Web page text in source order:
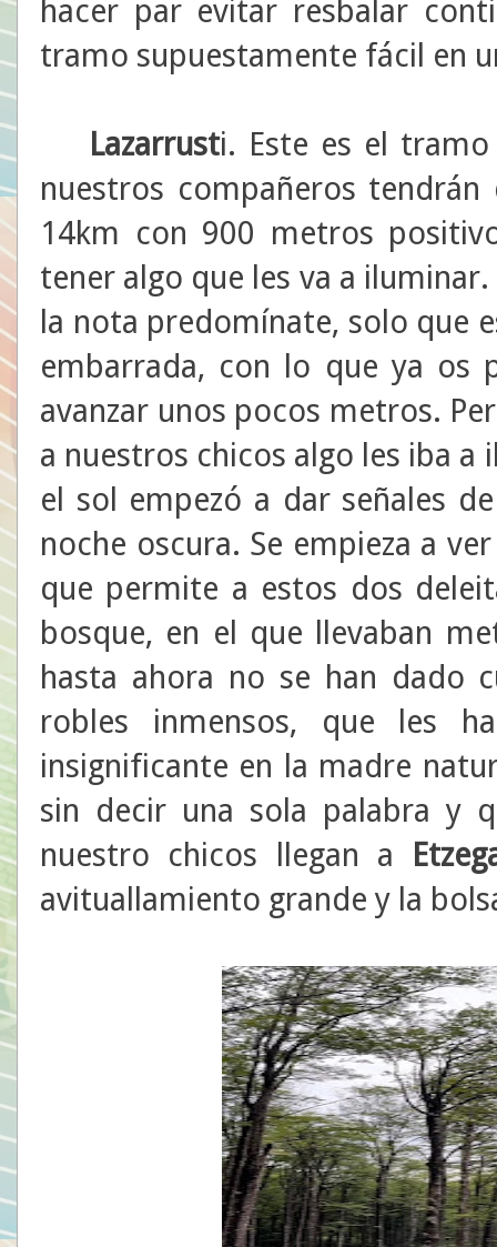
hacer par evitar resbalar
tramo supuestamente fácil en
Lazarrusti. Este es el
nuestros compañeros
14km con 900 metros
tener algo que les va a
la nota predomínate, solo que
embarrada, con lo que ya os
avanzar unos pocos metros.
a nuestros chicos algo les iba
el sol empezó a dar señales
noche oscura. Se empieza a
que permite a estos dos
bosque, en el que llevaban
hasta ahora no se han dado
robles inmensos, que les
insignificante en la madre
sin decir una sola palabra y
nuestro chicos llegan a
avituallamiento grande y la